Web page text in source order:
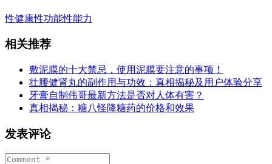
性健康性功能性能力
相关推荐
敷泥膜的十大禁忌，使用泥膜要注意的事项！
壮腰健肾丸的副作用与功效：真相揭秘及用户体验分享
牙膏自制伟哥最新方法是否对人体有害？
真相揭秘：糖八怪降糖药的价格和效果
发表评论